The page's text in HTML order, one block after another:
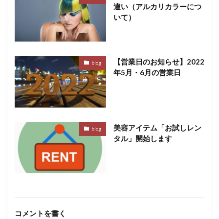
違い（アルカリカラーにつ
いて）
blog
【営業日のお知らせ】2022
年5月・6月の営業日
blog
美容アイテム「お試しレン
タル」開始します
コメントを書く